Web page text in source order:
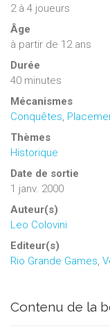
2à 4 joueurs
Âge
à partir de 12 ans
Durée
40 minutes
Mécanismes
Conquêtes,
Thèmes
Historique
Date de sortie
1 janv. 2000
Auteur(s)
Leo Colovini
Editeur(s)
Rio Grande Games,
Contenu de la